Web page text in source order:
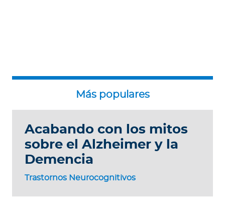
Trastornos Neurocognitivos
Acabando con los mitos
sobre el Alzheimer y la
Demencia